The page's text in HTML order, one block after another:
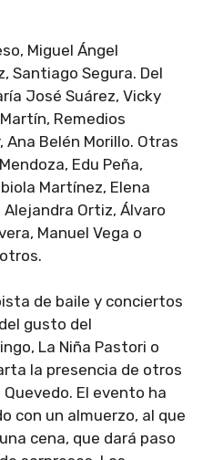
Miguel Ángel
Santiago Segura. Del
José Suárez, Vicky
Remedios
Ana Belén Morillo. Otras
Edu Peña,
Martínez, Elena
Alejandra Ortiz, Álvaro
Manuel Vega o
de baile y conciertos
gusto del
La Niña Pastori o
la presencia de otros
El evento ha
con un almuerzo, al que
cena, que dará paso